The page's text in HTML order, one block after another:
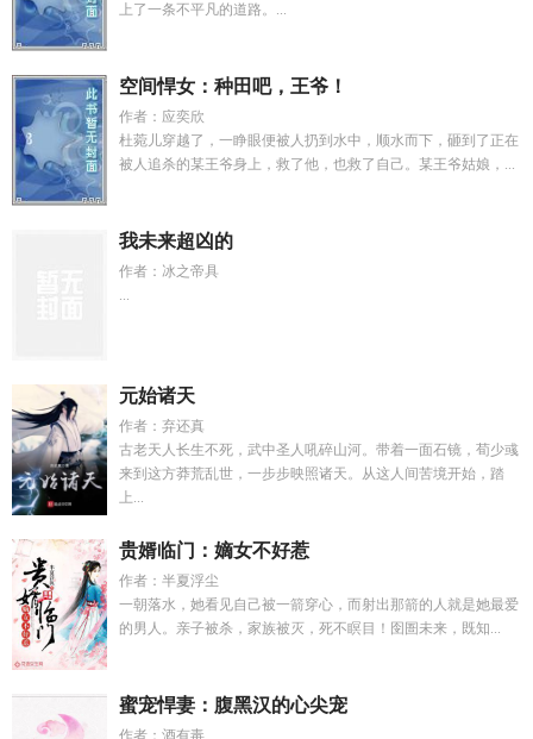
上了一条不平凡的道路。...
空间悍女：种田吧，王爷！
作者：应奕欣
杜菀儿穿越了，一睁眼便被人扔到水中，顺水而下，砸到了正在
被人追杀的某王爷身上，救了他，也救了自己。某王爷姑娘，...
我未来超凶的
作者：冰之帝具
...
元始诸天
作者：弃还真
古老天人长生不死，武中圣人吼碎山河。带着一面石镜，荀少彧
来到这方莽荒乱世，一步步映照诸天。从这人间苦境开始，踏
上...
贵婿临门：嫡女不好惹
作者：半夏浮尘
一朝落水，她看见自己被一箭穿心，而射出那箭的人就是她最爱
的男人。亲子被杀，家族被灭，死不瞑目！囹圄未来，既知...
蜜宠悍妻：腹黑汉的心尖宠
作者：酒有毒